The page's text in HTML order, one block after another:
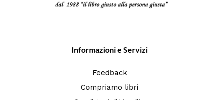
Informazioni e Servizi
Feedback
Compriamo libri